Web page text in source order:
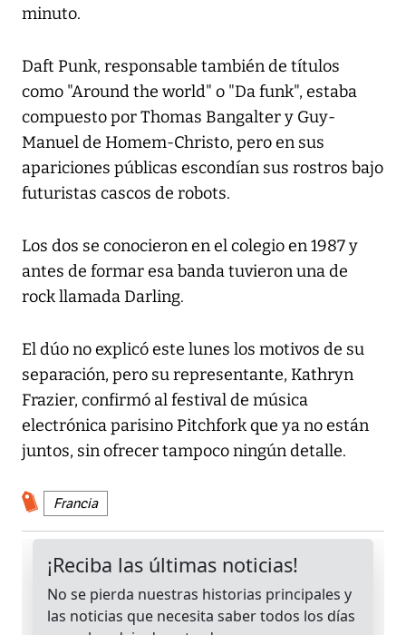
minuto.
Daft Punk, responsable también de títulos
como "Around the world" o "Da funk", estaba
compuesto por Thomas Bangalter y Guy-
Manuel de Homem-Christo, pero en sus
apariciones públicas escondían sus rostros bajo
futuristas cascos de robots.
Los dos se conocieron en el colegio en 1987 y
antes de formar esa banda tuvieron una de
rock llamada Darling.
El dúo no explicó este lunes los motivos de su
separación, pero su representante, Kathryn
Frazier, confirmó al festival de música
electrónica parisino Pitchfork que ya no están
juntos, sin ofrecer tampoco ningún detalle.
Francia